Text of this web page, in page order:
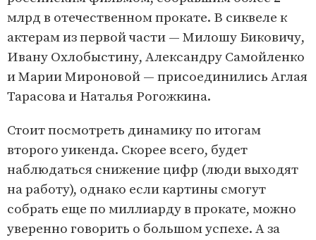
млрд в отечественном прокате. В сиквеле к
актерам из первой части — Милошу Биковичу,
Ивану Охлобыстину, Александру Самойленко
и Марии Мироновой — присоединились Аглая
Тарасова и Наталья Рогожкина.
Стоит посмотреть динамику по итогам
второго уикенда. Скорее всего, будет
наблюдаться снижение цифр (люди выходят
на работу), однако если картины смогут
собрать еще по миллиарду в прокате, можно
уверенно говорить о большом успехе. А за